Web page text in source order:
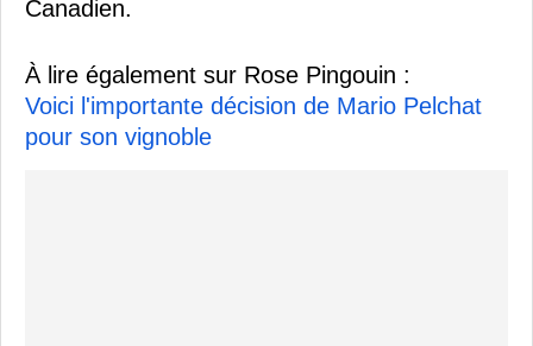
Canadien.
À lire également sur Rose Pingouin :
Voici l'importante décision de Mario Pelchat
pour son vignoble